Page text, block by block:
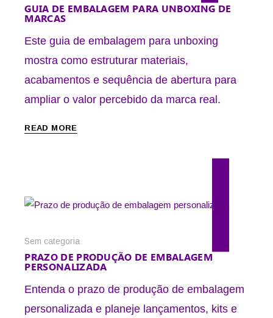
GUIA DE EMBALAGEM PARA UNBOXING DE
MARCAS
Este guia de embalagem para unboxing
mostra como estruturar materiais,
acabamentos e sequência de abertura para
ampliar o valor percebido da marca real.
READ MORE
Sem categoria
PRAZO DE PRODUÇÃO DE EMBALAGEM
PERSONALIZADA
Entenda o prazo de produção de embalagem
personalizada e planeje lançamentos, kits e